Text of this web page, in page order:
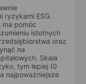
ryzykami ESG.
ma pomóc
istotnych
oraz
na
Skala
tym lepiej (0
najpoważniejsze